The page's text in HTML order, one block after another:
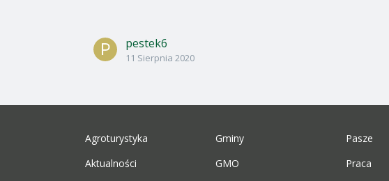
pestek6
11 Sierpnia 2020
Agroturystyka
Aktualności
Gminy
GMO
Pasze
Praca